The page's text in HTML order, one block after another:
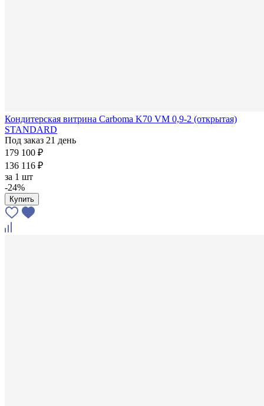
Кондитерская витрина Carboma K70 VM 0,9-2 (открытая)
STANDARD
Под заказ 21 день
179 100 ₽
136 116 ₽
за 1 шт
-24%
Купить